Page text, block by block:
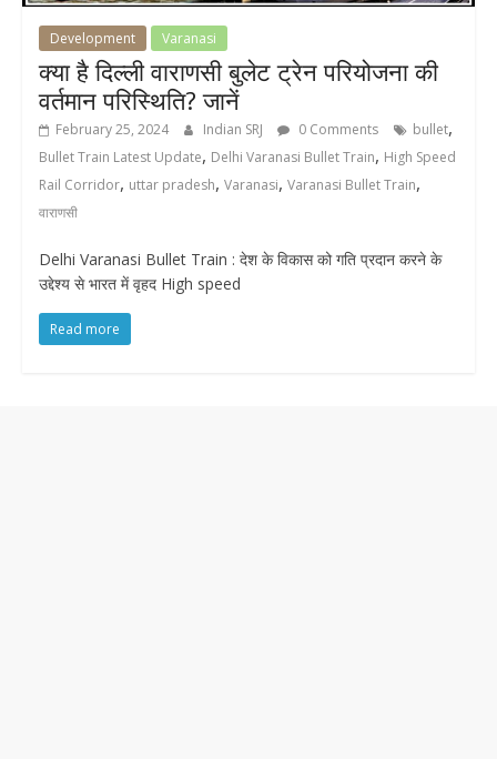
Development Varanasi
क्या है दिल्ली वाराणसी बुलेट ट्रेन परियोजना की
वर्तमान परिस्थिति? जानें
February 25, 2024 Indian SRJ 0 Comments bullet,
Bullet Train Latest Update, Delhi Varanasi Bullet Train, High Speed
Rail Corridor, uttar pradesh, Varanasi, Varanasi Bullet Train,
वाराणसी
Delhi Varanasi Bullet Train : देश के विकास को गति प्रदान करने के
उद्देश्य से भारत में वृहद High speed
Read more